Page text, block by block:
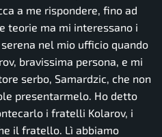
a me rispondere, fino ad
teorie ma mi interessano i
nel mio ufficio quando
bravissima persona, e mi
serbo, Samardzic, che non
presentarmelo. Ho detto
i fratelli Kolarov, i
il fratello. Lì abbiamo